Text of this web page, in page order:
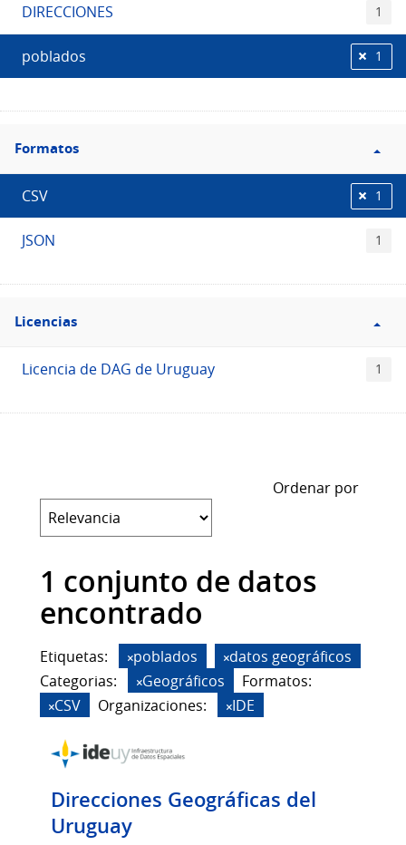
DIRECCIONES 1
poblados 1
Filtro
Formatos
Formatos
CSV 1
JSON 1
Filtro
Licencias
Licencias
Licencia de DAG de Uruguay 1
Ordenar por
1 conjunto de datos
encontrado
Etiquetas: poblados
datos geográficos
Categorias:
Geográficos
Formatos:
CSV
Organizaciones: IDE
Direcciones Geográficas del
Uruguay